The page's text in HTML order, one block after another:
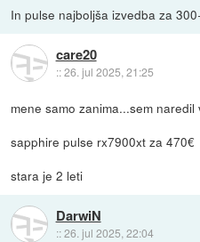
In pulse najboljša izvedba za
care20
::26. jul 2025, 21:25
mene samo zanima...sem
sapphire pulse rx7900xt za 470€
stara je 2 leti
DarwiN
::26. jul 2025, 22:04